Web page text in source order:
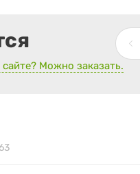
Можно заказать.